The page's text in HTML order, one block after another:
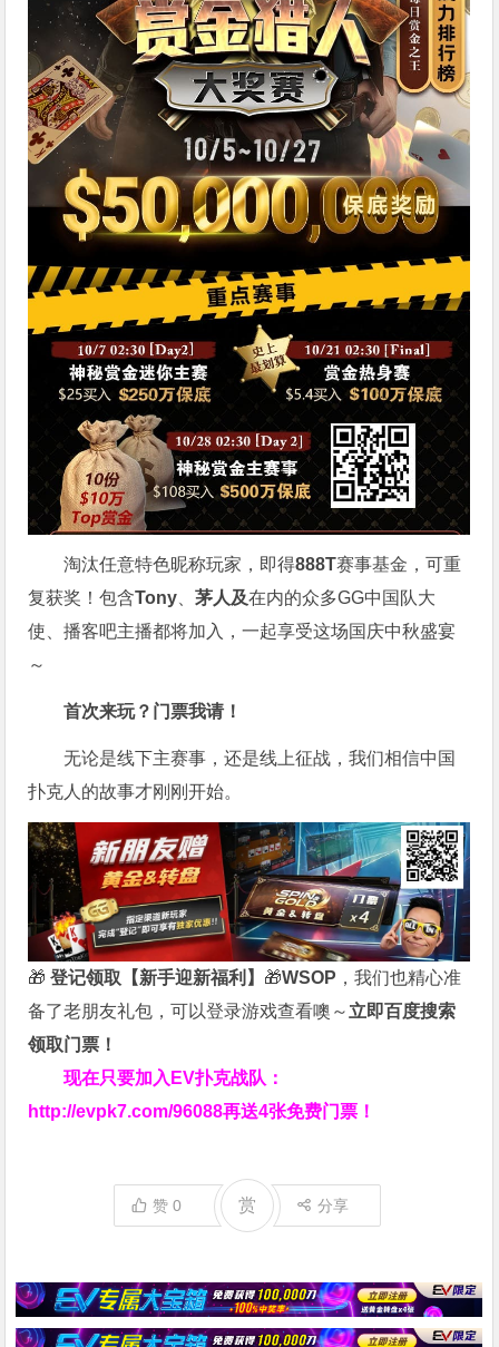
淘汰任意特色昵称玩家，即得888T赛事基金，可重
复获奖！包含Tony 、茅人及在内的众多GG中国队大
使、播客吧主播都将加入，一起享受这场国庆中秋盛宴
～
首次来玩？门票我请！
无论是线下主赛事，还是线上征战，我们相信中国
扑克人的故事才刚刚开始。
🎁 登记领取【新手迎新福利】 🎁WSOP ，我们也精心准
备了老朋友礼包，可以登录游戏查看噢～ 立即百度搜索
领取门票！
现在只要加入EV扑克战队：
http://evpk7.com/96088再送4张免费门票！
赞0 赏 分享